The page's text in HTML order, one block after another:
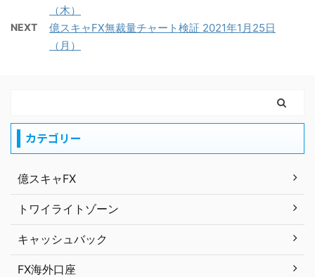
（木）
NEXT
億スキャFX無裁量チャート検証 2021年1月25日
（月）
カテゴリー
億スキャFX
トワイライトゾーン
キャッシュバック
FX海外口座